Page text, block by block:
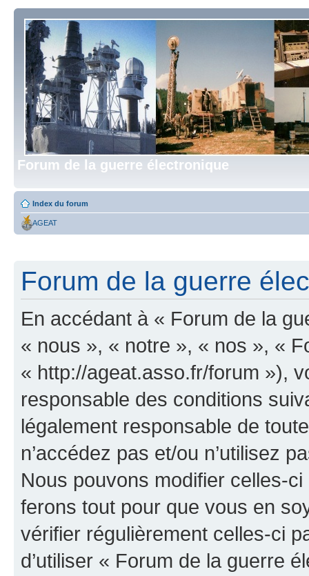
Forum de la guerre électronique
Index du forum
AGEAT
Forum de la guerre
En accédant à « Forum de la
« nous », « notre », « nos », «
« http://ageat.asso.fr/forum »),
responsable des conditions
légalement responsable de
n’accédez pas et/ou n’utilisez
Nous pouvons modifier celles-
ferons tout pour que vous en
vérifier régulièrement celles-ci
d’utiliser « Forum de la guerre